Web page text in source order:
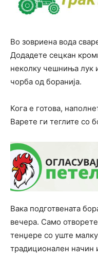
Во зовриена вода
Додадете сецкан
неколку чешниња лук
чорба од боранија.
Кога е готова,
Варете ги теглите со
Вака подготвената
вечера. Само отворете
тенџере со уште
традиционален начин